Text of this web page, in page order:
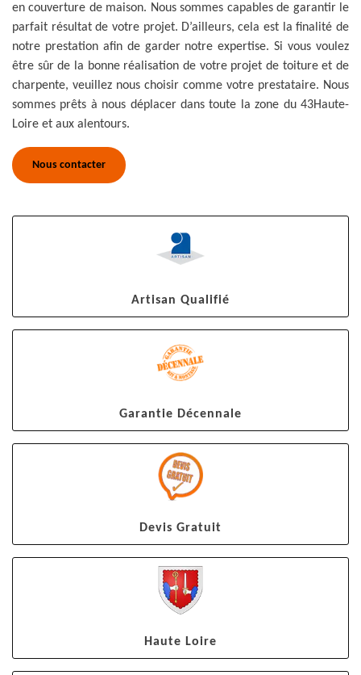
en couverture de maison. Nous sommes capables de garantir le
parfait résultat de votre projet. D’ailleurs, cela est la finalité de
notre prestation afin de garder notre expertise. Si vous voulez
être sûr de la bonne réalisation de votre projet de toiture et de
charpente, veuillez nous choisir comme votre prestataire. Nous
sommes prêts à nous déplacer dans toute la zone du 43Haute-
Loire et aux alentours.
Nous contacter
Artisan Qualifié
Garantie Décennale
Devis Gratuit
Haute Loire